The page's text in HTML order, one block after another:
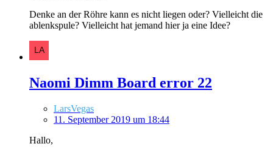
Denke an der Röhre kann es nicht liegen oder? Vielleicht die
ablenkspule? Vielleicht hat jemand hier ja eine Idee?
Naomi Dimm Board error 22
LarsVegas
11. September 2019 um 18:44
Hallo,